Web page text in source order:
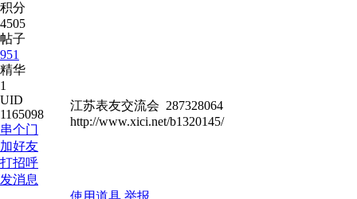
积分
4505
帖子
951
精华
1
UID
1165098
串个门
加好友
打招呼
发消息
江苏表友交流会 287328064
http://www.xici.net/b1320145/
使用道具 举报